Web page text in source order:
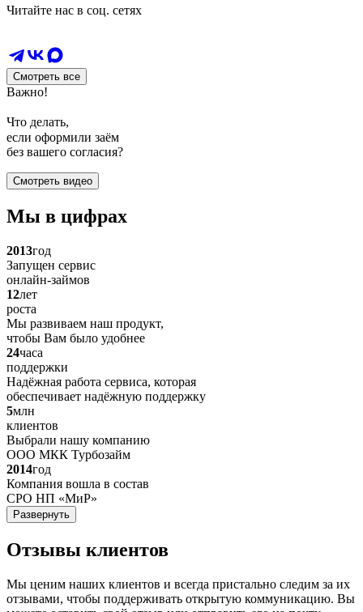
Читайте нас в соц. сетях
Смотреть все
Важно!
Что делать,
если оформили заём
без вашего согласия?
Смотреть видео
Мы в цифрах
2013год
Запущен сервис
онлайн-займов
12лет
роста
Мы развиваем наш продукт,
чтобы Вам было удобнее
24часа
поддержки
Надёжная работа сервиса, которая
обеспечивает надёжную поддержку
5млн
клиентов
Выбрали нашу компанию
ООО МКК Турбозайм
2014год
Компания вошла в состав
СРО НП «МиР»
Развернуть
Отзывы клиентов
Мы ценим наших клиентов и всегда пристально следим за их
отзывами, чтобы поддерживать открытую коммуникацию. Вы